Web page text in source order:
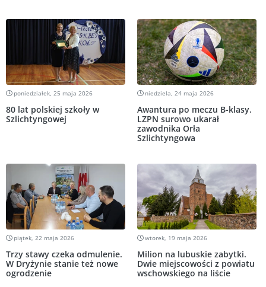
poniedziałek, 25 maja 2026
80 lat polskiej szkoły w
Szlichtyngowej
niedziela, 24 maja 2026
Awantura po meczu B-klasy.
LZPN surowo ukarał
zawodnika Orła
Szlichtyngowa
piątek, 22 maja 2026
Trzy stawy czeka odmulenie.
W Dryżynie stanie też nowe
ogrodzenie
wtorek, 19 maja 2026
Milion na lubuskie zabytki.
Dwie miejscowości z powiatu
wschowskiego na liście